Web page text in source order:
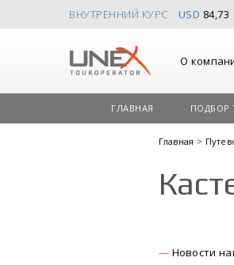
ВНУТРЕННИЙ КУРС USD 84,73
О
ГЛАВНАЯ ПОДБОР
Главная >
Новости